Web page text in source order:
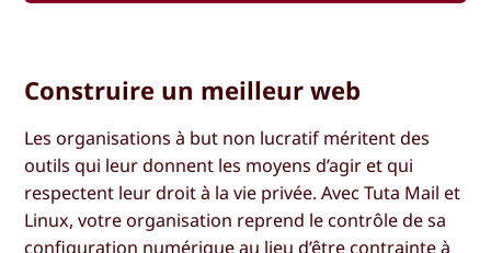
Construire un meilleur web
Les organisations à but non lucratif méritent des
outils qui leur donnent les moyens d’agir et qui
respectent leur droit à la vie privée. Avec Tuta Mail et
Linux, votre organisation reprend le contrôle de sa
configuration numérique au lieu d’être contrainte à